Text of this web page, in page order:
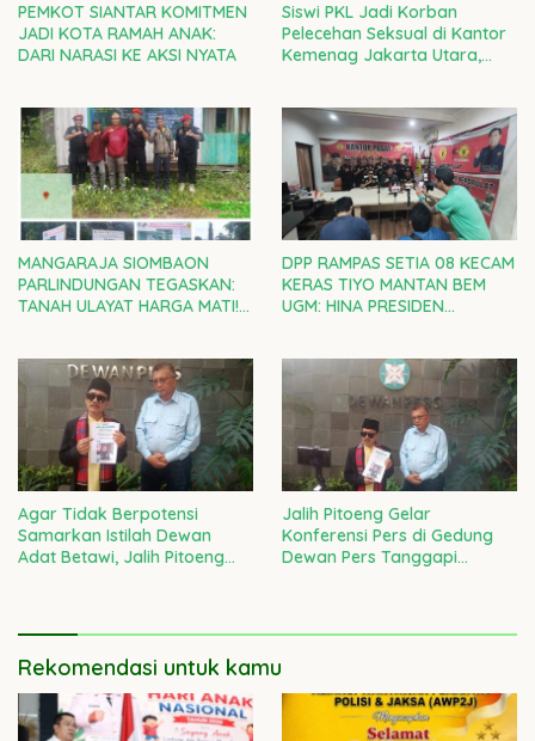
PEMKOT SIANTAR KOMITMEN
JADI KOTA RAMAH ANAK:
DARI NARASI KE AKSI NYATA
Siswi PKL Jadi Korban
Pelecehan Seksual di Kantor
Kemenag Jakarta Utara,
MANGARAJA SIOMBAON
PARLINDUNGAN TEGASKAN:
TANAH ULAYAT HARGA MATI!
PENJAJAHAN GAYA BARU
DPP RAMPAS SETIA 08 KECAM
KERAS TIYO MANTAN BEM
UGM: HINA PRESIDEN
Agar Tidak Berpotensi
Samarkan Istilah Dewan
Adat Betawi, Jalih Pitoeng
Jalih Pitoeng Gelar
Konferensi Pers di Gedung
Dewan Pers Tanggapi
Rekomendasi untuk kamu